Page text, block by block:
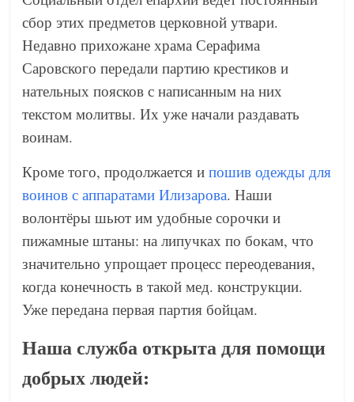
сбор этих предметов церковной утвари.
Недавно прихожане храма Серафима
Саровского передали партию крестиков и
нательных поясков с написанным на них
текстом молитвы. Их уже начали раздавать
воинам.
Кроме того, продолжается ипошив одежды для
воинов с аппаратами Илизарова. Наши
волонтёры шьют им удобные сорочки и
пижамные штаны: на липучках по бокам, что
значительно упрощает процесс переодевания,
когда конечность в такой мед. конструкции.
Уже передана первая партия бойцам.
Наша служба открыта для помощи
добрых людей: